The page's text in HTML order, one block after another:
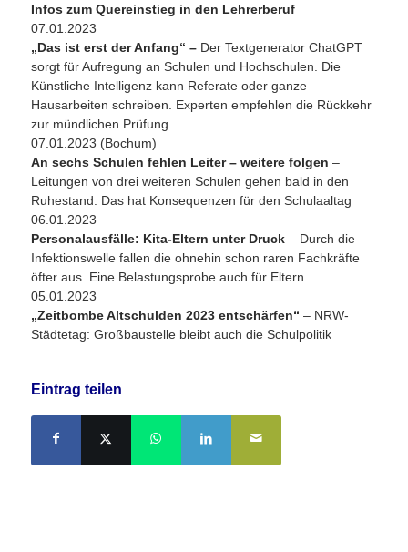
Infos zum Quereinstieg in den Lehrerberuf
07.01.2023
„Das ist erst der Anfang“ – Der Textgenerator ChatGPT
sorgt für Aufregung an Schulen und Hochschulen. Die
Künstliche Intelligenz kann Referate oder ganze
Hausarbeiten schreiben. Experten empfehlen die Rückkehr
zur mündlichen Prüfung
07.01.2023 (Bochum)
An sechs Schulen fehlen Leiter – weitere folgen –
Leitungen von drei weiteren Schulen gehen bald in den
Ruhestand. Das hat Konsequenzen für den Schulaaltag
06.01.2023
Personalausfälle: Kita-Eltern unter Druck– Durch die
Infektionswelle fallen die ohnehin schon raren Fachkräfte
öfter aus. Eine Belastungsprobe auch für Eltern.
05.01.2023
„Zeitbombe Altschulden 2023 entschärfen“ – NRW-
Städtetag: Großbaustelle bleibt auch die Schulpolitik
Eintrag teilen